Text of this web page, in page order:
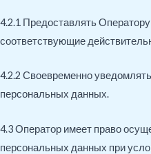
4.2.1 Предоставлять
соответствующие
4.2.2 Своевременно
персональных данных.
4.3 Оператор имеет право
персональных данных при